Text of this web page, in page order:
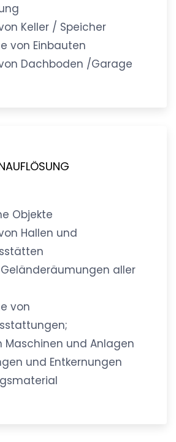
Keller / Speicher
von Einbauten
Dachboden /Garage
Objekte
Hallen und
aller
von
Maschinen und Anlagen
und Entkernungen